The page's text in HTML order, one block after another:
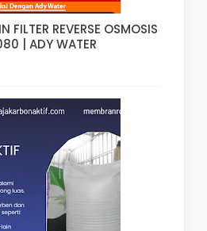
FILTER REVERSE OSMOSIS
| ADY WATER